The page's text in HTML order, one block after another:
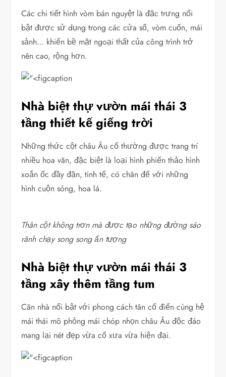
Các chi tiết hình vòm bán nguyệt là đặc trưng nổi
bật được sử dụng trong các cửa sổ, vòm cuốn, mái
sảnh… khiến bề mặt ngoại thất của công trình trở
nên cao, rộng hơn.
Nhà biệt thự vườn mái thái 3
tầng thiết kế giếng trời
Những thức cột châu Âu cổ thường được trang trí
nhiều hoa văn, đặc biệt là loại hình phiến thảo hình
xoắn ốc đầy đặn, tinh tế, có chân đế với những
hình cuộn sóng, hoa lá.
Thân cột không trơn mà được tạo những đường sáo
rãnh chạy song song ấn tượng
Nhà biệt thự vườn mái thái 3
tầng xây thêm tầng tum
Căn nhà nổi bật với phong cách tân cổ điển cùng hệ
mái thái mô phỏng mái chóp nhọn châu Âu độc đáo
mang lại nét đẹp vừa cổ xưa vừa hiện đại.